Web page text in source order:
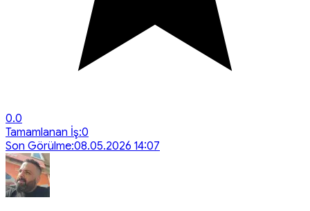
0.0
Tamamlanan İş:0
Son Görülme:08.05.2026 14:07